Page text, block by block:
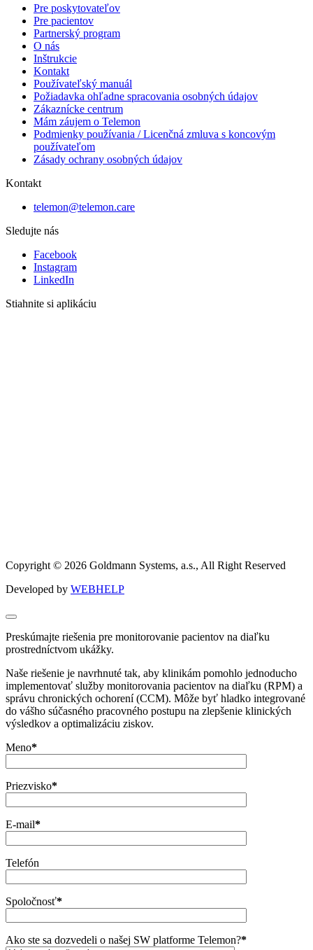
Pre poskytovateľov
Pre pacientov
Partnerský program
O nás
Inštrukcie
Kontakt
Používateľský manuál
Požiadavka ohľadne spracovania osobných údajov
Zákaznícke centrum
Mám záujem o Telemon
Podmienky používania / Licenčná zmluva s koncovým
používateľom
Zásady ochrany osobných údajov
Kontakt
telemon@telemon.care
Sledujte nás
Facebook
Instagram
LinkedIn
Stiahnite si aplikáciu
Copyright © 2026 Goldmann Systems, a.s., All Right Reserved
Developed by WEBHELP
Preskúmajte riešenia pre monitorovanie pacientov na diaľku
prostredníctvom ukážky.
Naše riešenie je navrhnuté tak, aby klinikám pomohlo jednoducho
implementovať služby monitorovania pacientov na diaľku (RPM) a
správu chronických ochorení (CCM). Môže byť hladko integrované
do vášho súčasného pracovného postupu na zlepšenie klinických
výsledkov a optimalizáciu ziskov.
Meno*
Priezvisko*
E-mail*
Telefón
Spoločnosť*
Ako ste sa dozvedeli o našej SW platforme Telemon?*